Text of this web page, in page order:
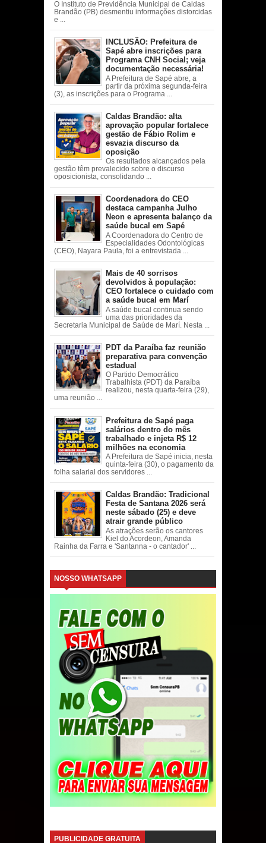
O Instituto de Previdência Municipal de Caldas
Brandão (PB) desmentiu informações distorcidas
e ...
INCLUSÃO: Prefeitura de
Sapé abre inscrições para
Programa CNH Social; veja
documentação necessária!
A Prefeitura de Sapé abre, a
partir da próxima segunda-feira
(3), as inscrições para o Programa ...
Caldas Brandão: alta
aprovação popular fortalece
gestão de Fábio Rolim e
esvazia discurso da
oposição
Os resultados alcançados pela
gestão têm prevalecido sobre o discurso
oposicionista, consolidando ...
Coordenadora do CEO
destaca campanha Julho
Neon e apresenta balanço da
saúde bucal em Sapé
A Coordenadora do Centro de
Especialidades Odontológicas
(CEO), Nayara Paula, foi a entrevistada ...
Mais de 40 sorrisos
devolvidos à população:
CEO fortalece o cuidado com
a saúde bucal em Marí
A saúde bucal continua sendo
uma das prioridades da
Secretaria Municipal de Saúde de Marí. Nesta ...
PDT da Paraíba faz reunião
preparativa para convenção
estadual
O Partido Democrático
Trabalhista (PDT) da Paraíba
realizou, nesta quarta-feira (29),
uma reunião ...
Prefeitura de Sapé paga
salários dentro do mês
trabalhado e injeta R$ 12
milhões na economia
A Prefeitura de Sapé inicia, nesta
quinta-feira (30), o pagamento da
folha salarial dos servidores ...
Caldas Brandão: Tradicional
Festa de Santana 2026 será
neste sábado (25) e deve
atrair grande público
As atrações serão os cantores
Kiel do Acordeon, Amanda
Rainha da Farra e 'Santanna - o cantador' ...
NOSSO WHATSAPP
PUBLICIDADE GRATUITA